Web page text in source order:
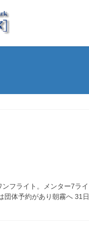
フライト。メンター7ラ
団体予約があり朝霧へ 31